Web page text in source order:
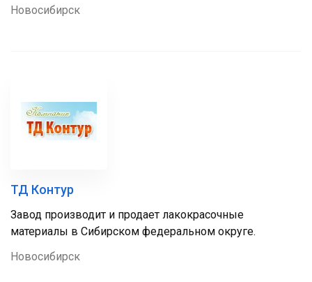
Новосибирск
ТД Контур
Завод производит и продает лакокрасочные
материалы в Сибирском федеральном округе.
Новосибирск